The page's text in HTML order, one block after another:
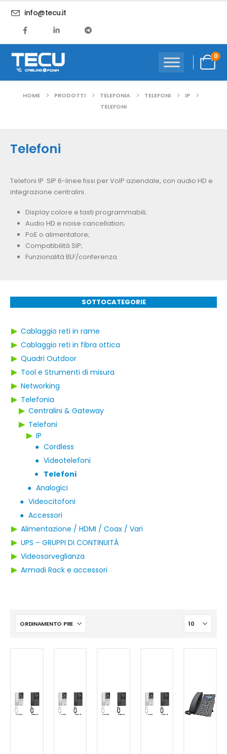
info@tecu.it
0
HOME PRODOTTI TELEFONIA TELEFONI
IP
TELEFONI
Telefoni
Telefoni IP SIP 6-linee fissi per VoIP aziendale, con audio HD e
integrazione centralini.
Display colore e tasti programmabili;
Audio HD e noise cancellation;
PoE o alimentatore;
Compatibilità SIP;
Funzionalità BLF/conferenza.
SOTTOCATEGORIE
▶ Cablaggio reti in rame
▶ Cablaggio reti in fibra ottica
▶ Quadri Outdoor
▶ Tool e Strumenti di misura
▶ Networking
▶ Telefonia
▶ Centralini & Gateway
▶ Telefoni
▶ IP
● Cordless
● Videotelefoni
●
Telefoni
● Analogici
● Videocitofoni
● Accessori
▶ Alimentazione / HDMI / Coax / Vari
▶ UPS – GRUPPI DI CONTINUITÀ
▶ Videosorveglianza
▶ Armadi Rack e accessori